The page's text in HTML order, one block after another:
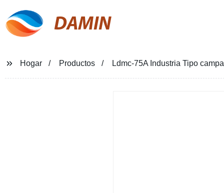
DAMIN
Hogar Productos Ldmc-75A Industria Tipo